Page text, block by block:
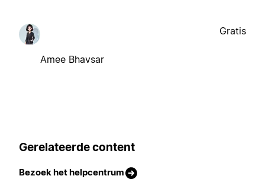
Amee Bhavsar
Gratis
Gerelateerde content
Bezoek het helpcentrum